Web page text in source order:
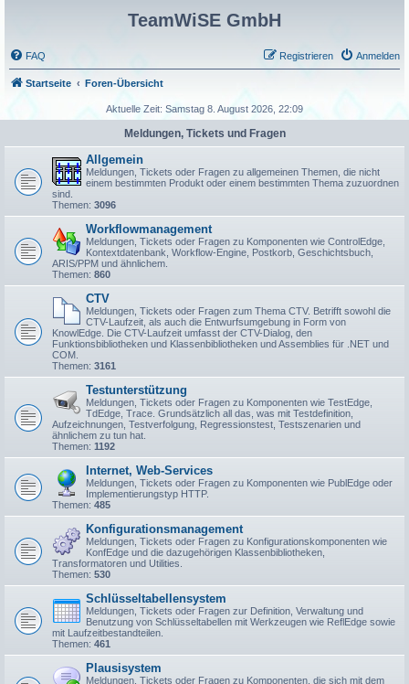
TeamWiSE GmbH
FAQ Anmelden
Registrieren
Startseite Foren-Übersicht
Aktuelle Zeit: Samstag 8. August 2026, 22:09
Meldungen, Tickets und Fragen
Allgemein
Meldungen, Tickets oder Fragen zu allgemeinen Themen, die nicht
einem bestimmten Produkt oder einem bestimmten Thema zuzuordnen
sind.
Themen: 3096
Workflowmanagement
Meldungen, Tickets oder Fragen zu Komponenten wie ControlEdge,
Kontextdatenbank, Workflow-Engine, Postkorb, Geschichtsbuch,
ARIS/PPM und ähnlichem.
Themen: 860
CTV
Meldungen, Tickets oder Fragen zum Thema CTV. Betrifft sowohl die
CTV-Laufzeit, als auch die Entwurfsumgebung in Form von
KnowlEdge. Die CTV-Laufzeit umfasst der CTV-Dialog, den
Funktionsbibliotheken und Klassenbibliotheken und Assemblies für .NET und
COM.
Themen: 3161
Testunterstützung
Meldungen, Tickets oder Fragen zu Komponenten wie TestEdge,
TdEdge, Trace. Grundsätzlich all das, was mit Testdefinition,
Aufzeichnungen, Testverfolgung, Regressionstest, Testszenarien und
ähnlichem zu tun hat.
Themen: 1192
Internet, Web-Services
Meldungen, Tickets oder Fragen zu Komponenten wie PublEdge oder
Implementierungstyp HTTP.
Themen: 485
Konfigurationsmanagement
Meldungen, Tickets oder Fragen zu Konfigurationskomponenten wie
KonfEdge und die dazugehörigen Klassenbibliotheken,
Transformatoren und Utilities.
Themen: 530
Schlüsseltabellensystem
Meldungen, Tickets oder Fragen zur Definition, Verwaltung und
Benutzung von Schlüsseltabellen mit Werkzeugen wie ReflEdge sowie
mit Laufzeitbestandteilen.
Themen: 461
Plausisystem
Meldungen, Tickets oder Fragen zu Komponenten, die sich mit dem